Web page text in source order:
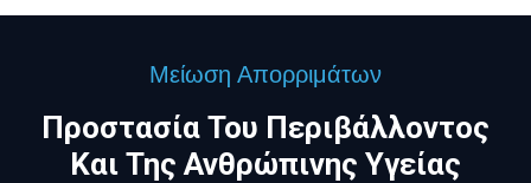
Μείωση Απορριμάτων
Προστασία Του Περιβάλλοντος
Και Της Ανθρώπινης Υγείας